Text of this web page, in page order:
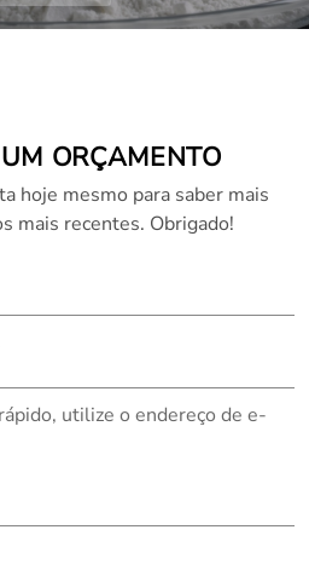
ORÇAMENTO
hoje mesmo para saber mais
mais recentes. Obrigado!
utilize o endereço de e-